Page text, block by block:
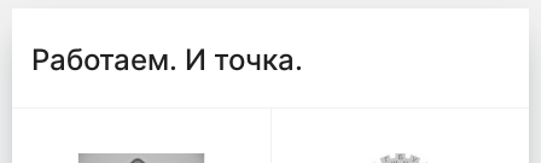
Работаем. И точка.